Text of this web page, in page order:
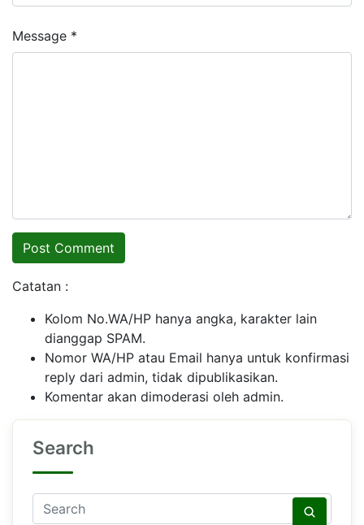
Message *
Catatan :
Kolom No.WA/HP hanya angka, karakter lain
dianggap SPAM.
Nomor WA/HP atau Email hanya untuk konfirmasi
reply dari admin, tidak dipublikasikan.
Komentar akan dimoderasi oleh admin.
Search